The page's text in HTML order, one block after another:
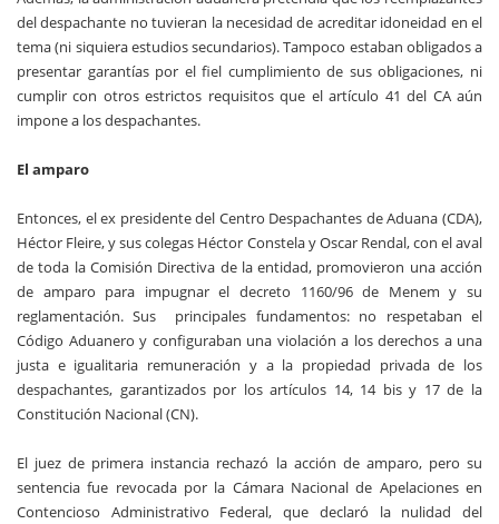
del despachante no tuvieran la necesidad de acreditar idoneidad en el
tema (ni siquiera estudios secundarios). Tampoco estaban obligados a
presentar garantías por el fiel cumplimiento de sus obligaciones, ni
cumplir con otros estrictos requisitos que el artículo 41 del CA aún
impone a los despachantes.
El amparo
Entonces, el ex presidente del Centro Despachantes de Aduana (CDA),
Héctor Fleire, y sus colegas Héctor Constela y Oscar Rendal, con el aval
de toda la Comisión Directiva de la entidad, promovieron una acción
de amparo para impugnar el decreto 1160/96 de Menem y su
reglamentación. Sus principales fundamentos: no respetaban el
Código Aduanero y configuraban una violación a los derechos a una
justa e igualitaria remuneración y a la propiedad privada de los
despachantes, garantizados por los artículos 14, 14 bis y 17 de la
Constitución Nacional (CN).
El juez de primera instancia rechazó la acción de amparo, pero su
sentencia fue revocada por la Cámara Nacional de Apelaciones en
Contencioso Administrativo Federal, que declaró la nulidad del